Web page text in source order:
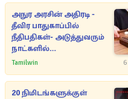
அநுர அரசின் அதிரடி -
தீவிர பாதுகாப்பில்
நீதிபதிகள்- அடுத்துவரும்
நாட்களில்
அம்பலமாகவுள்ள ரகசியம்
Tamilwin
20 நிமிடங்களுக்குள்